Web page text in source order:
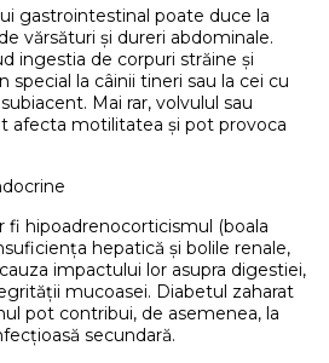
gastrointestinal poate duce la
vărsături și dureri abdominale.
ingestia de corpuri străine și
special la câinii tineri sau la cei cu
Mai rar, volvulul sau
afecta motilitatea și pot provoca
fi hipoadrenocorticismul (boala
hepatică și bolile renale,
impactului lor asupra digestiei,
mucoasei. Diabetul zaharat
pot contribui, de asemenea, la
secundară.